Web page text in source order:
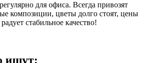
для офиса. Всегда привозят
композиции, цветы долго стоят, цены
стабильное качество!
ищут: